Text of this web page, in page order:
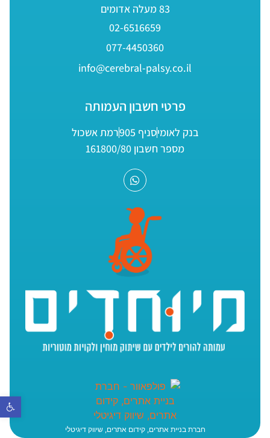
פתח
83 מעלה אדומים
02-6516659
077-4450360
info@cerebral-palsy.co.il
פרטי חשבון העמותה
בנק לאומיסניף 905
רמת אשכול
מספר חשבון 161800/80
חברת בניית אתרים, קידום אתרים, שיווק דיגיטלי